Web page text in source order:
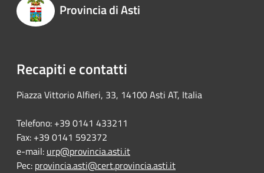
Provincia di Asti
Recapiti e contatti
Piazza Vittorio Alfieri, 33, 14100 Asti AT, Italia
Telefono: +39 0141 433211
Fax: +39 0141 592372
e-mail: urp@provincia.asti.it
Pec: provincia.asti@cert.provincia.asti.it